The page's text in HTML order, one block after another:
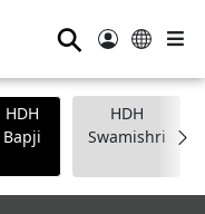
⚲
HDH
Bapji
HDH
Swamishri